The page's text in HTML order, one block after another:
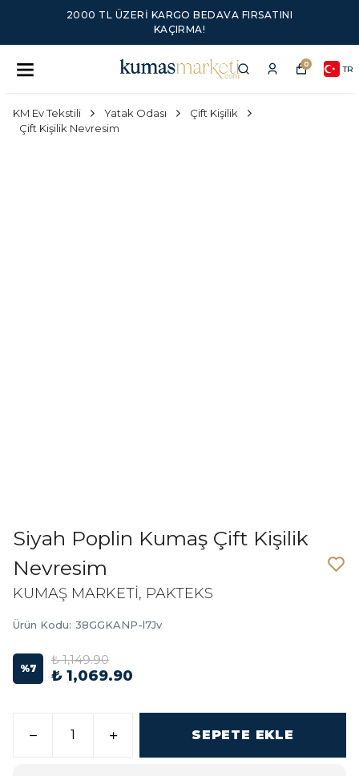
2000 TL ÜZERI KARGO BEDAVA FIRSATINI
KAÇIRMA!
0 TR
KM Ev Tekstili Yatak Odası
Çift Kişilik
Çift Kişilik Nevresim
Siyah Poplin Kumaş Çift Kişilik
Nevresim
KUMAŞ MARKETİ, PAKTEKS
Ürün Kodu: 38GGKANP-l7Jv
%7
₺ 1,149.90
₺ 1,069.90
SEPETE EKLE